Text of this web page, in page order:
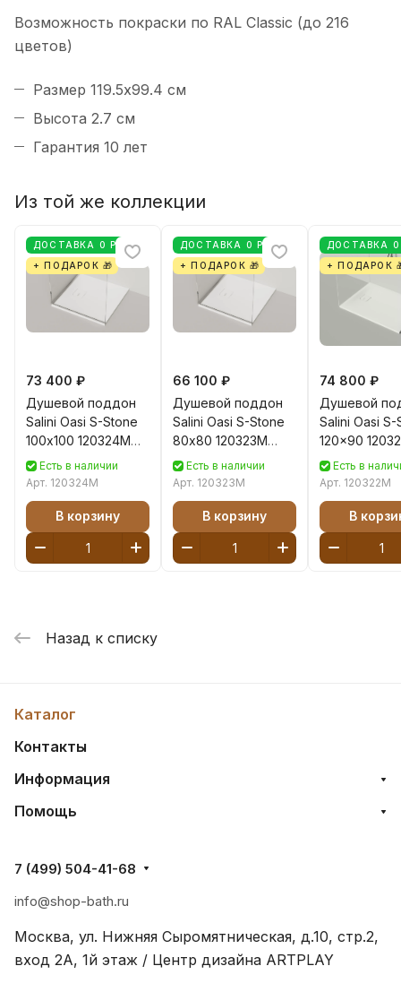
Возможность покраски по RAL Classic (до 216
цветов)
Размер 119.5х99.4 см
Высота 2.7 см
Гарантия 10 лет
Из той же коллекции
ДОСТАВКА 0 РУБ
+ ПОДАРОК 🎁
73 400 ₽
Душевой поддон
Salini Oasi S-Stone
100х100 120324M
белый матовый
Есть в наличии
Арт. 120324M
В корзину
ДОСТАВКА 0 РУБ
+ ПОДАРОК 🎁
66 100 ₽
Душевой поддон
Salini Oasi S-Stone
80х80 120323M
белый матовый
Есть в наличии
Арт. 120323M
В корзину
ДОСТАВКА 0
+ ПОДАРОК
74 800 ₽
Душевой
Salini Oasi S-
120x90
камня,
Есть в
Арт. 120322M
В
Назад к списку
Каталог
Контакты
Информация
Помощь
7 (499) 504-41-68
info@shop-bath.ru
Москва, ул. Нижняя Сыромятническая, д.10, стр.2,
вход 2A, 1й этаж / Центр дизайна ARTPLAY